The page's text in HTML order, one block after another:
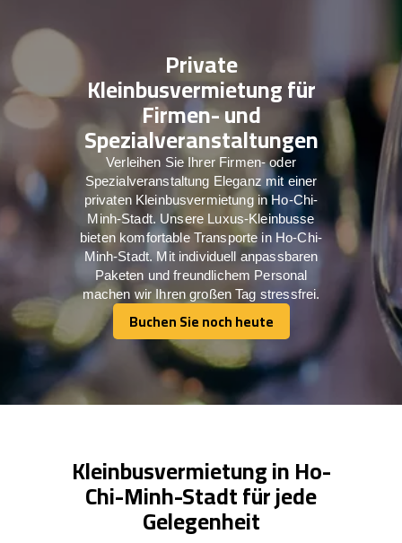
Private
Kleinbusvermietung für
Firmen- und
Spezialveranstaltungen
Verleihen Sie Ihrer Firmen- oder
Spezialveranstaltung Eleganz mit einer
privaten Kleinbusvermietung in Ho-Chi-
Minh-Stadt. Unsere Luxus-Kleinbusse
bieten komfortable Transporte in Ho-Chi-
Minh-Stadt. Mit individuell anpassbaren
Paketen und freundlichem Personal
machen wir Ihren großen Tag stressfrei.
Buchen Sie noch heute
Buchen Sie noch heute
Kleinbusvermietung in Ho-
Chi-Minh-Stadt für jede
Gelegenheit